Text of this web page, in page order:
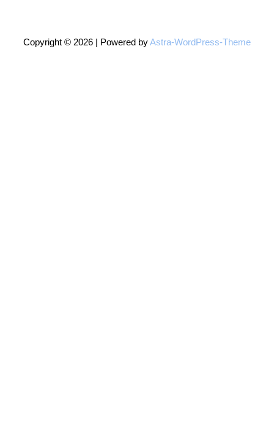
Copyright © 2026 | Powered byAstra-WordPress-Theme